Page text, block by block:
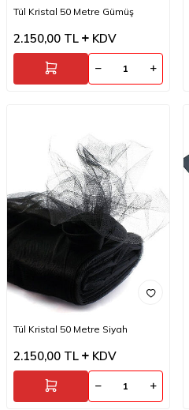
Tül Kristal 50 Metre Gümüş
2.150,00 TL KDV
Tül Kristal 50 Metre Siyah
2.150,00 TL KDV